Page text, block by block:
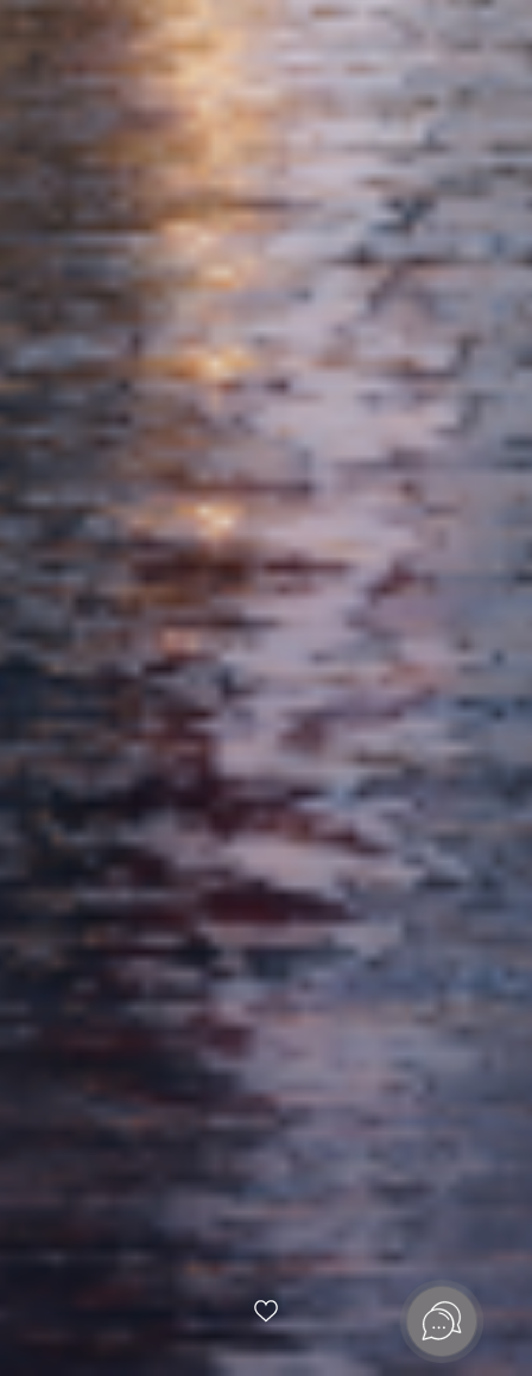
Мы создали промо-фильм для премиального жилого
комплекса River Park Кутузовский, который является
амбассадором философии Family Premium. Для
отражения уникального набора характеристик проекта